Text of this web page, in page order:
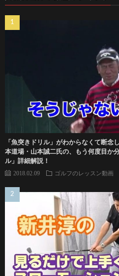
「魚突きドリル」がわからなくて断念
本道場・山本誠二氏の、もう何度目か
ル」詳細解説！
2018.02.09 ゴルフのレッスン動画